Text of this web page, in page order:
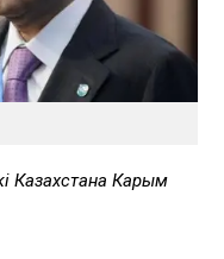
Казахстана Карым